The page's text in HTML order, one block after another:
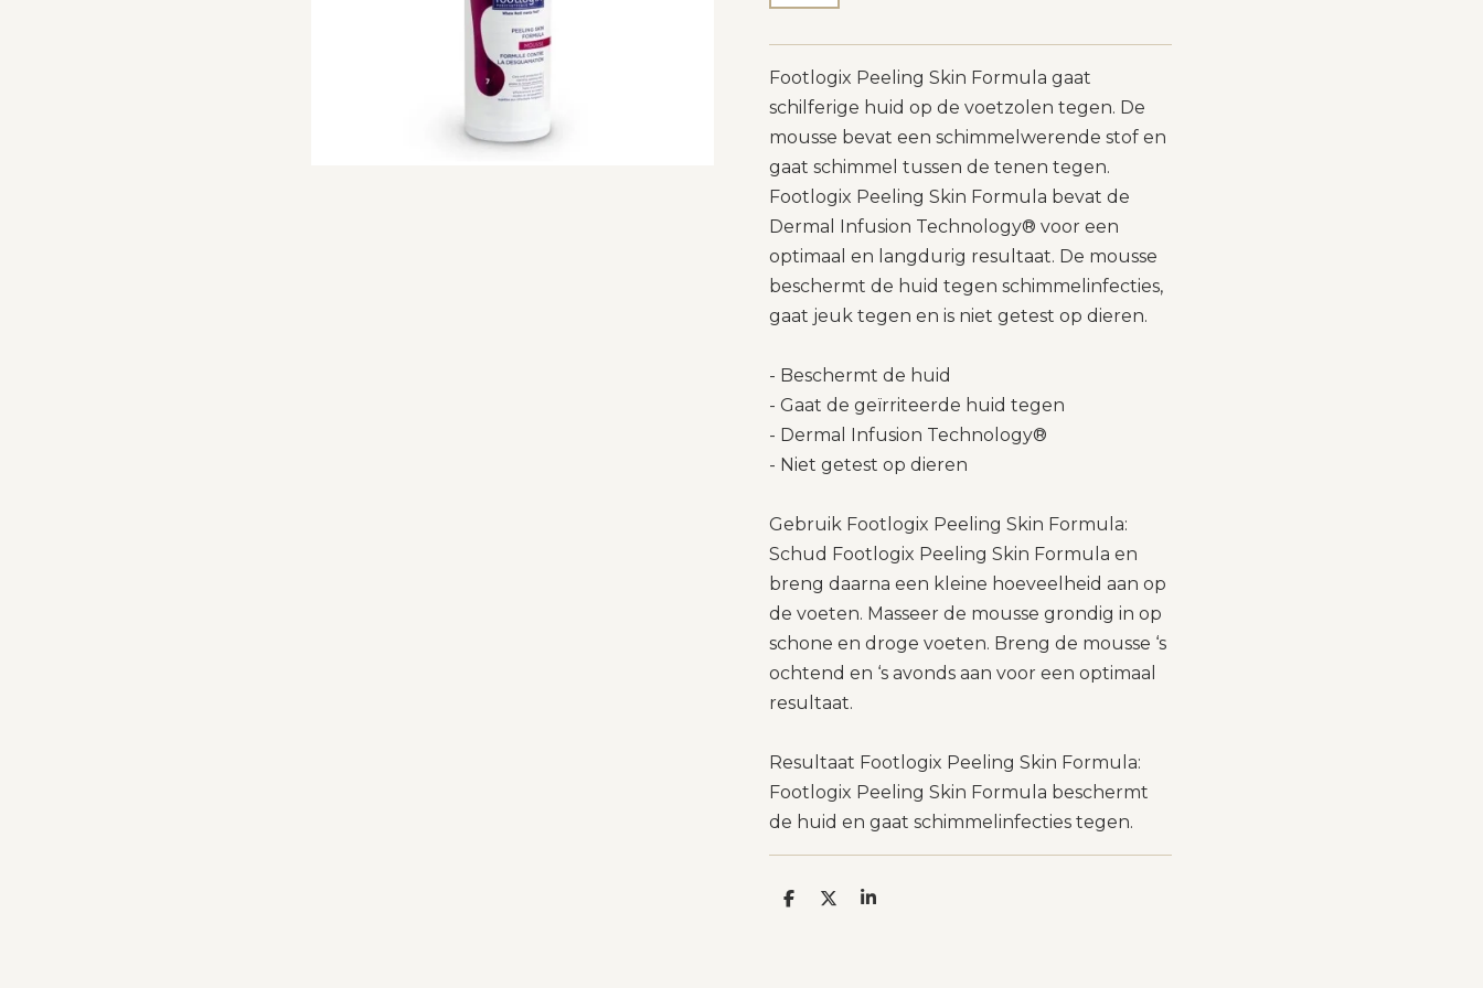
Footlogix Peeling Skin Formula gaat
schilferige huid op de voetzolen tegen. De
mousse bevat een schimmelwerende stof en
gaat schimmel tussen de tenen tegen.
Footlogix Peeling Skin Formula bevat de
Dermal Infusion Technology® voor een
optimaal en langdurig resultaat. De mousse
beschermt de huid tegen schimmelinfecties,
gaat jeuk tegen en is niet getest op dieren.
- Beschermt de huid
- Gaat de geïrriteerde huid tegen
- Dermal Infusion Technology®
- Niet getest op dieren
Gebruik Footlogix Peeling Skin Formula:
Schud Footlogix Peeling Skin Formula en
breng daarna een kleine hoeveelheid aan op
de voeten. Masseer de mousse grondig in op
schone en droge voeten. Breng de mousse ‘s
ochtend en ‘s avonds aan voor een optimaal
resultaat.
Resultaat Footlogix Peeling Skin Formula:
Footlogix Peeling Skin Formula beschermt
de huid en gaat schimmelinfecties tegen.
D
D
S